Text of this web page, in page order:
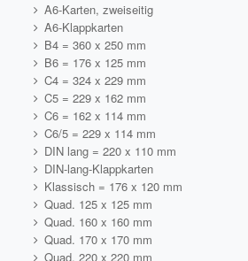
A6-Karten, zweiseitig
A6-Klappkarten
B4 = 360 x 250 mm
B6 = 176 x 125 mm
C4 = 324 x 229 mm
C5 = 229 x 162 mm
C6 = 162 x 114 mm
C6/5 = 229 x 114 mm
DIN lang = 220 x 110 mm
DIN-lang-Klappkarten
Klassisch = 176 x 120 mm
Quad. 125 x 125 mm
Quad. 160 x 160 mm
Quad. 170 x 170 mm
Quad. 220 x 220 mm